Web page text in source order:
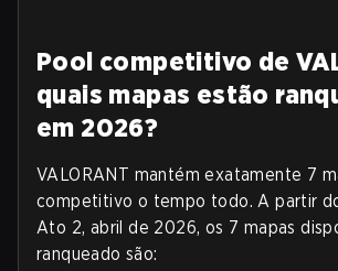
Pool competitivo de
quais mapas estão
em 2026?
VALORANT mantém exatamente 7
competitivo o tempo todo. A partir
Ato 2, abril de 2026, os 7 mapas
ranqueado são: